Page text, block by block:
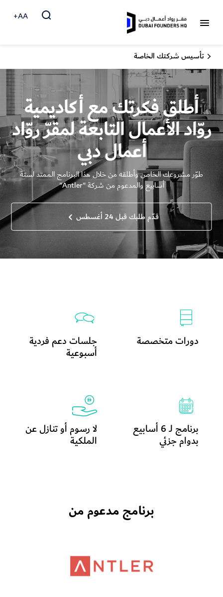
AA+
تأسيس شركتك الخاصة
أطلق فكرتك مع أكاديمية
روّاد الأعمال التابعة لمقرّ روّاد
أعمال دبي
طوّر مشروعك الخاص وأطلقه من خلال هذا البرنامج الممتد لستة
أسابيع والمدعوم من شركة "Antler"
قدّم طلبك قبل 24 أغسطس
دورات متخصصة جلسات دعم فردية
أسبوعية
برنامج لـ 6 أسابيع
بدوام جزئي
لا رسوم أو تنازل عن
الملكية
برنامج مدعوم من